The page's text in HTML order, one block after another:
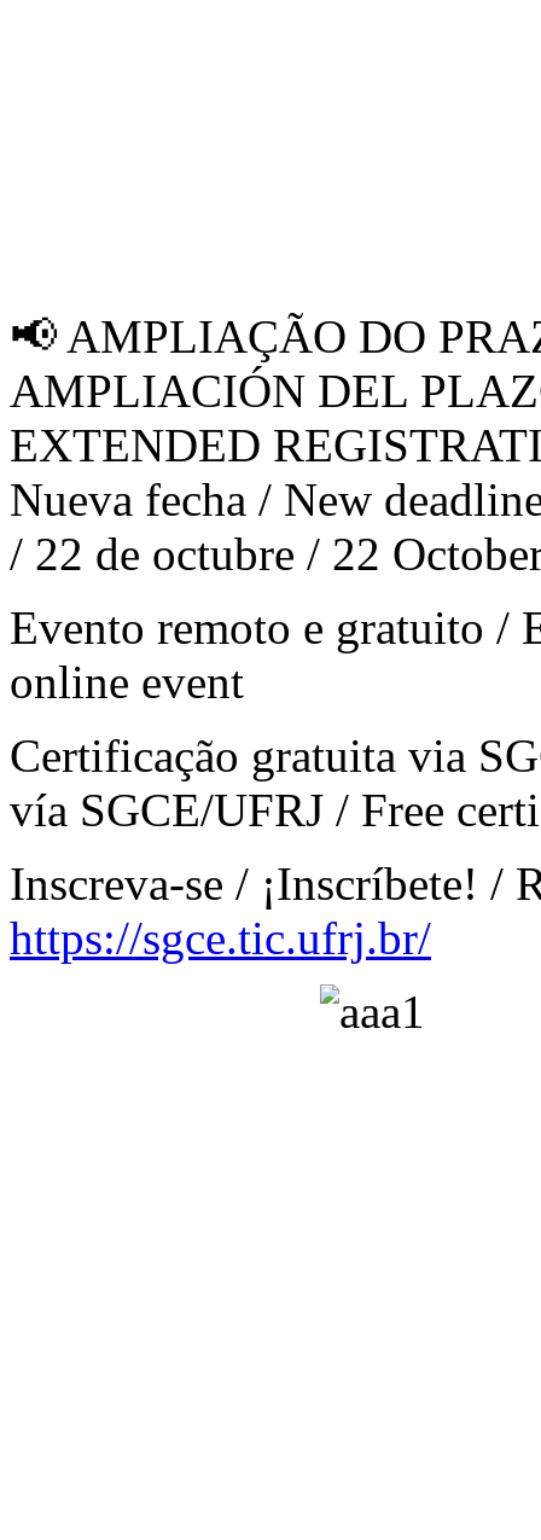
📢 AMPLIAÇÃO DO
AMPLIACIÓN DEL
EXTENDED
Nueva fecha / New
/ 22 de octubre / 22
Evento remoto e gratuito /
online event
Certificação gratuita via
vía SGCE/UFRJ / Free
Inscreva-se / ¡Inscríbete! /
https://sgce.tic.ufrj.br/